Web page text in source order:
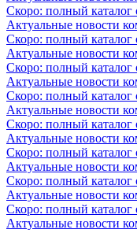
Скоро: полный каталог
Актуальные новости
Скоро: полный каталог
Актуальные новости
Скоро: полный каталог
Актуальные новости
Скоро: полный каталог
Актуальные новости
Скоро: полный каталог
Актуальные новости
Скоро: полный каталог
Актуальные новости
Скоро: полный каталог
Актуальные новости
Скоро: полный каталог
Актуальные новости